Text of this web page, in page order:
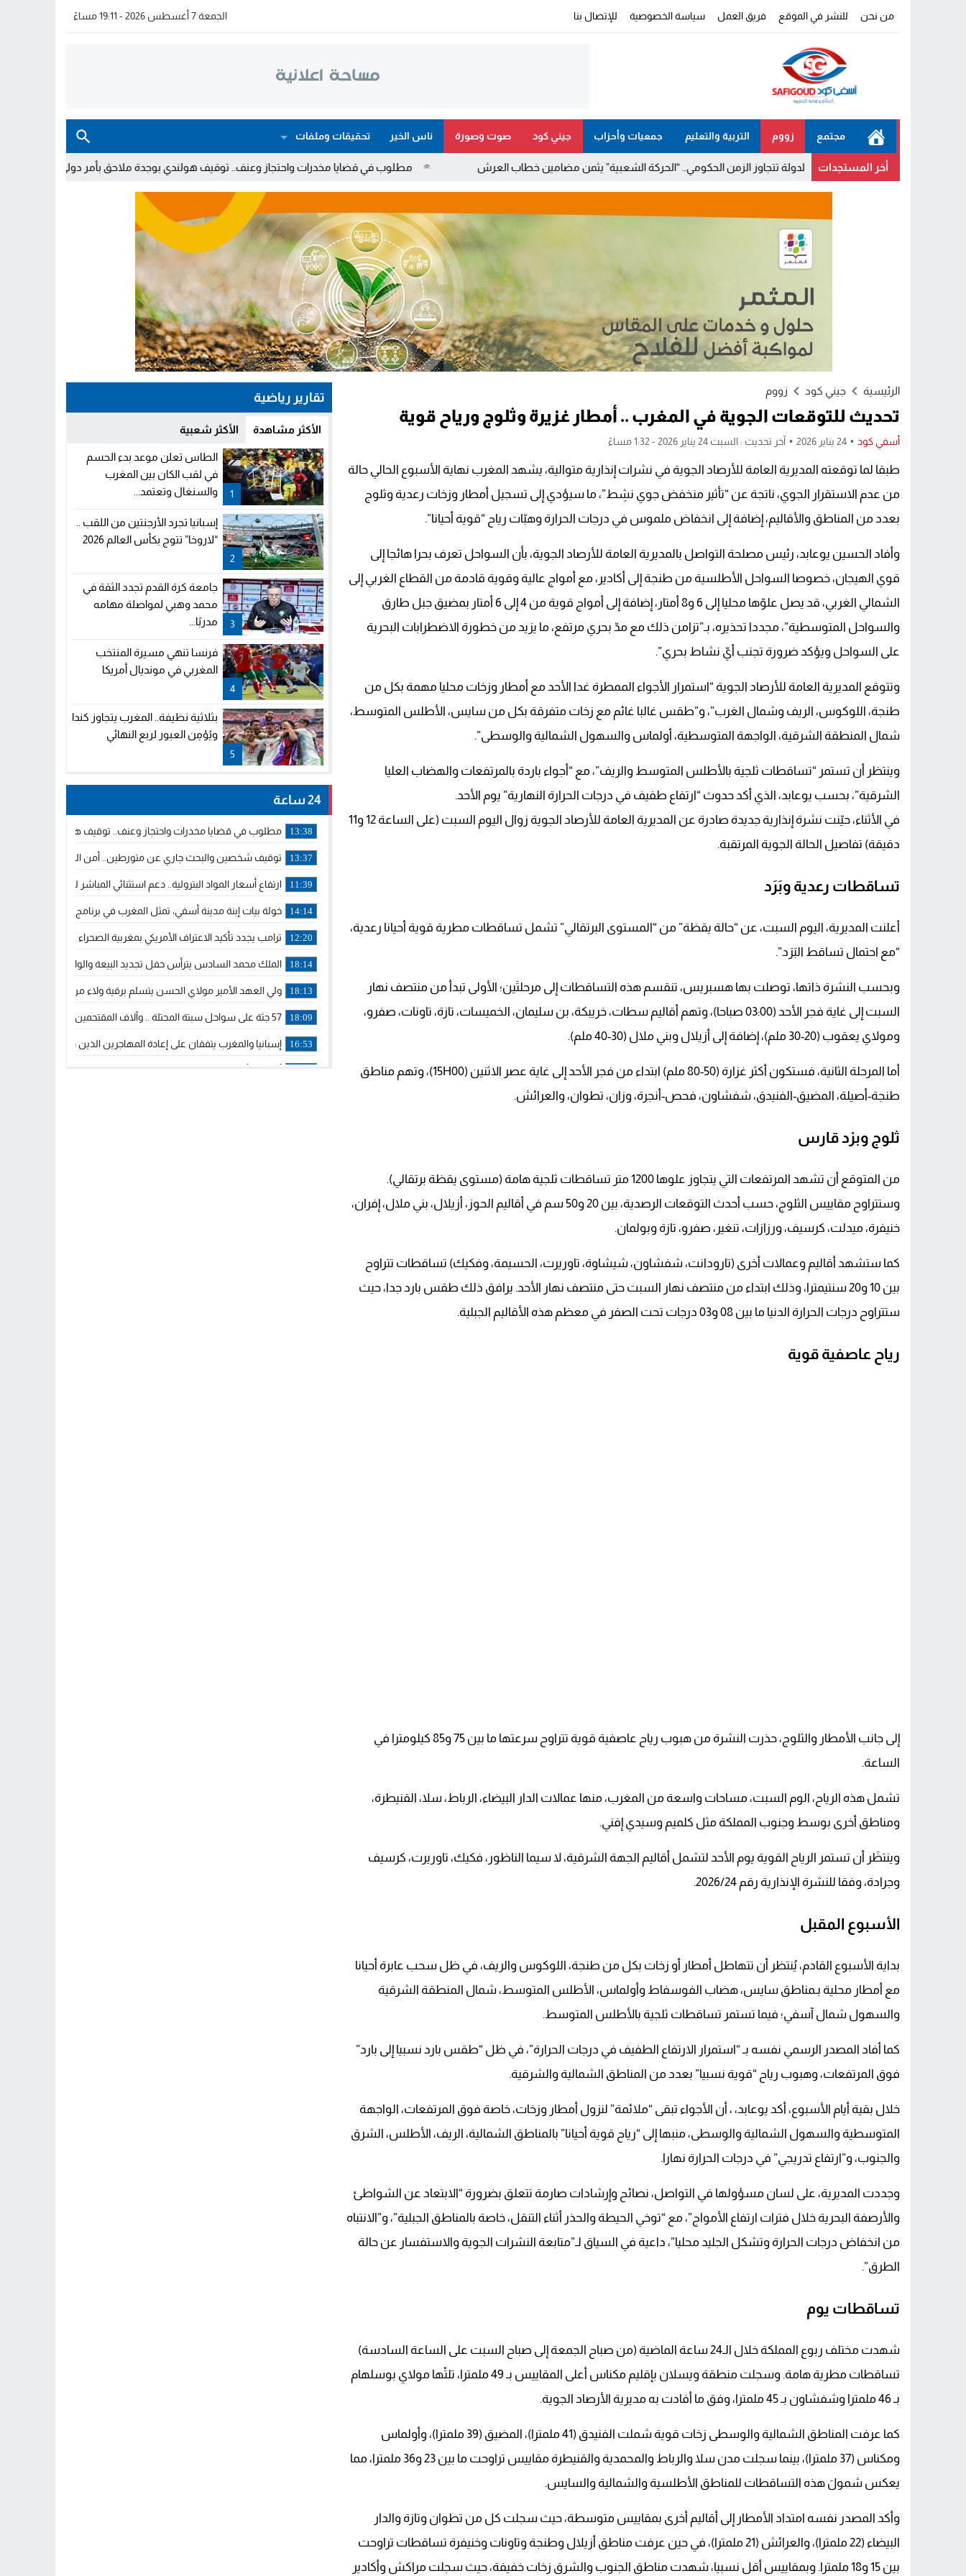
من نحن للنشر في الموقع فريق العمل سياسة الخصوصية للإتصال بنا الجمعة 7 أغسطس 2026 - 19:11 مساءً
مجتمع زووم التربية والتعليم جمعيات وأحزاب جيني كود صوت وصورة ناس الخير تحقيقات وملفات
أخر المستجدات مطلوب في قضايا مخدرات واحتجاز وعنف.. توقيف هولندي بوجدة ملاحق بأمر دولي بإلقاء القبض الكبرى للدولة تتجاوز الزمن الحكومي.. “الحركة الشعبية” يثمن مضامين خطاب العرش
الرئيسية جيني كود زووم
تحديث للتوقعات الجوية في المغرب .. أمطار غزيرة وثلوج ورياح قوية
أسفي كود 24 يناير 2026 آخر تحديث : السبت 24 يناير 2026 - 1:32 مساءً
طبقا لما توقعته المديرية العامة للأرصاد الجوية في نشرات إنذارية متوالية، يشهد المغرب نهاية الأسبوع الحالي حالة
من عدم الاستقرار الجوي، ناتجة عن “تأثير منخفض جوي نشِط”، ما سيؤدي إلى تسجيل أمطار وزخات رعدية وثلوج
بعدد من المناطق والأقاليم، إضافة إلى انخفاض ملموس في درجات الحرارة وهبّات رياح “قوية أحيانا”.
وأفاد الحسين يوعابد، رئيس مصلحة التواصل بالمديرية العامة للأرصاد الجوية، بأن السواحل تعرف بحرا هائجا إلى
قوي الهيجان، خصوصا السواحل الأطلسية من طنجة إلى أكادير، مع أمواج عالية وقوية قادمة من القطاع الغربي إلى
الشمالي الغربي، قد يصل علوّها محليا إلى 6 و8 أمتار، إضافة إلى أمواج قوية من 4 إلى 6 أمتار بمضيق جبل طارق
والسواحل المتوسطية”، مجددا تحذيره، بـ”تزامن ذلك مع مدّ بحري مرتفع، ما يزيد من خطورة الاضطرابات البحرية
على السواحل ويؤكد ضرورة تجنب أيّ نشاط بحري”.
وتتوقع المديرية العامة للأرصاد الجوية “استمرار الأجواء الممطرة غدا الأحد مع أمطار وزخات محليا مهمة بكل من
طنجة، اللوكوس، الريف وشمال الغرب”، و”طقس غالبا غائم مع زخات متفرقة بكل من سايس، الأطلس المتوسط،
شمال المنطقة الشرقية، الواجهة المتوسطية، أولماس والسهول الشمالية والوسطى”.
وينتظر أن تستمر “تساقطات ثلجية بالأطلس المتوسط والريف”، مع “أجواء باردة بالمرتفعات والهضاب العليا
الشرقية”، بحسب يوعابد، الذي أكد حدوث “ارتفاع طفيف في درجات الحرارة النهارية” يوم الأحد.
في الأثناء، حيّنت نشرة إنذارية جديدة صادرة عن المديرية العامة للأرصاد الجوية زوال اليوم السبت (على الساعة 12 و11
دقيقة) تفاصيل الحالة الجوية المرتقبة.
تساقطات رعدية وبَرَد
أعلنت المديرية، اليوم السبت، عن “حالة يقظة” من “المستوى البرتقالي” تشمل تساقطات مطرية قوية أحيانا رعدية،
“مع احتمال تساقط البَرَد”.
وبحسب النشرة ذاتها، توصلت بها هسبريس، تنقسم هذه التساقطات إلى مرحلتَين؛ الأولى تبدأ من منتصف نهار
السبت إلى غاية فجر الأحد (03:00 صباحا)، وتهم أقاليم سطات، خريبكة، بن سليمان، الخميسات، تازة، تاونات، صفرو،
ومولاي يعقوب (20-30 ملم)، إضافة إلى أزيلال وبني ملال (30-40 ملم).
أما المرحلة الثانية، فستكون أكثر غزارة (50-80 ملم) ابتداء من فجر الأحد إلى غاية عصر الاثنين (15H00)، وتهم مناطق
طنجة-أصيلة، المضيق-الفنيدق، شفشاون، فحص-أنجرة، وزان، تطوان، والعرائش.
ثلوج وبرْد قارس
من المتوقع أن تشهد المرتفعات التي يتجاوز علوها 1200 متر تساقطات ثلجية هامة (مستوى يقظة برتقالي).
وستتراوح مقاييس الثلوج، حسب أحدث التوقعات الرصدية، بين 20 و50 سم في أقاليم الحوز، أزيلال، بني ملال، إفران،
خنيفرة، ميدلت، كرسيف، ورزازات، تنغير، صفرو، تازة وبولمان.
كما ستشهد أقاليم وعمالات أخرى (تارودانت، شفشاون، شيشاوة، تاوريرت، الحسيمة، وفكيك) تساقطات تتراوح
بين 10 و20 سنتيمترا، وذلك ابتداء من منتصف نهار السبت حتى منتصف نهار الأحد. يرافق ذلك طقس بارد جدا، حيث
ستتراوح درجات الحرارة الدنيا ما بين 08 و03 درجات تحت الصفر في معظم هذه الأقاليم الجبلية.
رياح عاصفية قوية
إلى جانب الأمطار والثلوج، حذرت النشرة من هبوب رياح عاصفية قوية تتراوح سرعتها ما بين 75 و85 كيلومترا في
الساعة.
تشمل هذه الرياح، الوم السبت، مساحات واسعة من المغرب، منها عمالات الدار البيضاء، الرباط، سلا، القنيطرة،
ومناطق أخرى بوسط وجنوب المملكة مثل كلميم وسيدي إفني.
وينتظَر أن تستمر الرياح القوية يوم الأحد لتشمل أقاليم الجهة الشرقية، لا سيما الناظور، فكيك، تاوريرت، كرسيف
وجرادة، وفقا للنشرة الإنذارية رقم 2026/24.
الأسبوع المقبل
بداية الأسبوع القادم، يُنتظر أن تتهاطل أمطار أو زخات بكل من طنجة، اللوكوس والريف، في ظل سحب عابرة أحيانا
مع أمطار محلية بـمناطق سايس، هضاب الفوسفاط وأولماس، الأطلس المتوسط، شمال المنطقة الشرقية
والسهول شمال آسفي؛ فيما تستمر تساقطات ثلجية بالأطلس المتوسط.
كما أفاد المصدر الرسمي نفسه بـ “استمرار الارتفاع الطفيف في درجات الحرارة”، في ظل “طقس بارد نسبيا إلى بارد”
فوق المرتفعات، وهبوب رياح “قوية نسبيا” بعدد من المناطق الشمالية والشرقية.
خلال بقية أيام الأسبوع، أكد يوعابد، ، أن الأجواء تبقى “ملائمة” لنزول أمطار وزخات، خاصة فوق المرتفعات، الواجهة
المتوسطية والسهول الشمالية والوسطى، منبها إلى “رياح قوية أحيانا” بالمناطق الشمالية، الريف، الأطلس، الشرق
والجنوب، و”ارتفاع تدريجي” في درجات الحرارة نهارا.
وجددت المديرية، على لسان مسؤولها في التواصل، نصائح وإرشادات صارمة تتعلق بضرورة “الابتعاد عن الشواطئ
والأرصفة البحرية خلال فترات ارتفاع الأمواج”، مع “توخي الحيطة والحذر أثناء التنقل، خاصة بالمناطق الجبلية”، و”الانتباه
من انخفاض درجات الحرارة وتشكل الجليد محليا”، داعية في السياق لـ”متابعة النشرات الجوية والاستفسار عن حالة
الطرق”.
تساقطات يوم
شهدت مختلف ربوع المملكة خلال الـ24 ساعة الماضية (من صباح الجمعة إلى صباح السبت على الساعة السادسة)
تساقطات مطرية هامة. وسجلت منطقة ويسلان بإقليم مكناس أعلى المقاييس بـ 49 ملمترا، تلتْها مولاي بوسلهام
بـ 46 ملمترا وشفشاون بـ 45 ملمترا، وفق ما أفادت به مديرية الأرصاد الجوية.
كما عرفت المناطق الشمالية والوسطى زخات قوية شملت الفنيدق (41 ملمترا)، المضيق (39 ملمترا)، وأولماس
ومكناس (37 ملمترا)، بينما سجلت مدن سلا والرباط والمحمدية والقنيطرة مقاييس تراوحت ما بين 23 و36 ملمترا، مما
يعكس شمولَ هذه التساقطات للمناطق الأطلسية والشمالية والسايس.
وأكد المصدر نفسه امتداد الأمطار إلى أقاليم أخرى بمقاييس متوسطة، حيث سجلت كل من تطوان وتازة والدار
البيضاء (22 ملمترا)، والعرائش (21 ملمترا)، في حين عرفت مناطق أزيلال وطنجة وتاونات وخنيفرة تساقطات تراوحت
بين 15 و18 ملمترا. وبمقاييس أقل نسبيا، شهدت مناطق الجنوب والشرق زخات خفيفة، حيث سجلت مراكش وأكادير
تقارير رياضية
الأكثر مشاهدة الأكثر شعبية
1
الطاس تعلن موعد بدء الحسم
في لقب الكان بين المغرب
والسنغال وتعتمد...
2
إسبانيا تجرد الأرجنتين من اللقب ..
“لاروخا” تتوج بكأس العالم 2026
3
جامعة كرة القدم تجدد الثقة في
محمد وهبي لمواصلة مهامه
مدربًا...
4
فرنسا تنهي مسيرة المنتخب
المغربي في مونديال أمريكا
5
بثلاثية نظيفة.. المغرب يتجاوز كندا
ويُؤمِن العبور لربع النهائي
24 ساعة
13:38 مطلوب في قضايا مخدرات واحتجاز وعنف.. توقيف هولندي بوجدة ملاحق
13:37 توقيف شخصين والبحث جاري عن متورطين.. أمن الجديدة يفك خيوط
11:39 ارتفاع أسعار المواد البترولية.. دعم استثنائي المباشر لمهنيي النقل
14:14 خولة بيات إبنة مدينة أسفي، تمثل المغرب في برنامج مدرب ركوب
12:20 ترامب يجدد تأكيد الاعتراف الأمريكي بمغربية الصحراء في برقية إلى الملك
18:14 الملك محمد السادس يترأس حفل تجديد البيعة والولاء في قصر
18:13 ولي العهد الأمير مولاي الحسن يتسلم برقية ولاء من القوات المسلحة
18:09 57 جثة على سواحل سبتة المحتلة .. وآلاف المقتحمين يعودون إلى المغرب
16:53 إسبانيا والمغرب يتفقان على إعادة المهاجرين الذين دخلوا سبتة المحتلة